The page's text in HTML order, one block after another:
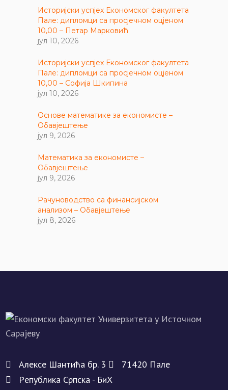
Историјски успјех Економског факултета
Пале: дипломци са просјечном оцјеном
10,00 – Петар Марковић
јул 10, 2026
Историјски успјех Економског факултета
Пале: дипломци са просјечном оцјеном
10,00 – Софија Шкипина
јул 10, 2026
Основе математике за економисте –
Обавјештење
јул 9, 2026
Математика за економисте –
Обавјештење
јул 9, 2026
Рачуноводство са финансијском
анализом – Обавјештење
јул 8, 2026
Алeксe Шантића бр. 3
71420 Палe
Рeпублика Српска - БиХ